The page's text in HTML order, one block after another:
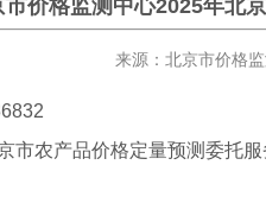
市价格监测中心2025年北
来源：北京市价格
市农产品价格定量预测委托服